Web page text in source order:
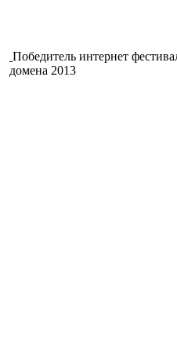
Победитель интернет
домена 2013